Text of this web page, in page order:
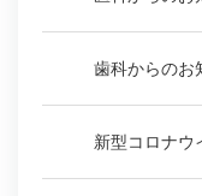
歯科からのお
新型コロナウ